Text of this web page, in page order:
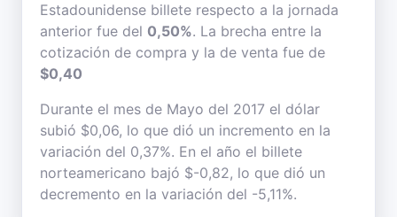
Estadounidense billete respecto a la jornada
anterior fue del 0,50%. La brecha entre la
cotización de compra y la de venta fue de
$0,40
Durante el mes de Mayo del 2017 el dólar
subió $0,06, lo que dió un incremento en la
variación del 0,37%. En el año el billete
norteamericano bajó $-0,82, lo que dió un
decremento en la variación del -5,11%.